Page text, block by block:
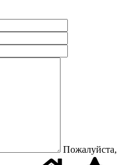
Пожалуйста,